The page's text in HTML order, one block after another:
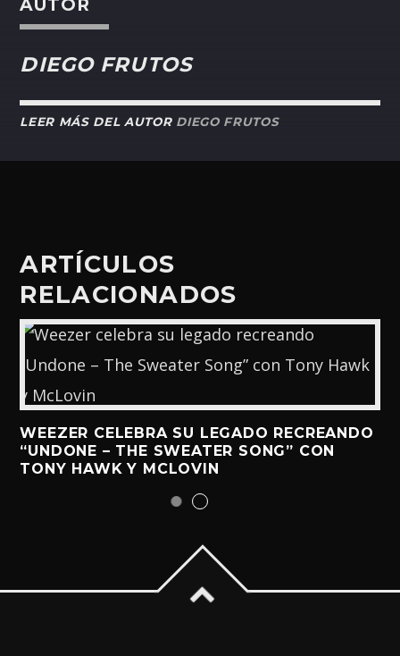
AUTOR
DIEGO FRUTOS
LEER MÁS DEL AUTOR DIEGO FRUTOS
ARTÍCULOS
RELACIONADOS
WEEZER CELEBRA SU LEGADO RECREANDO
“UNDONE – THE SWEATER SONG” CON
TONY HAWK Y MCLOVIN